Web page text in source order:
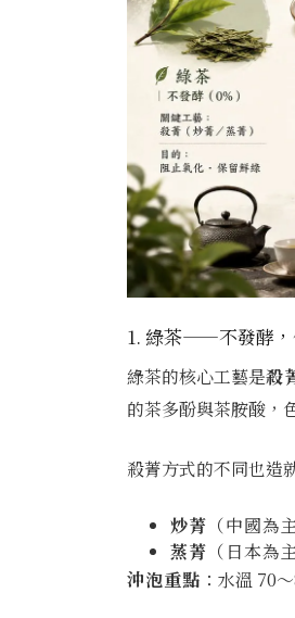
1. 綠茶——不發酵，
綠茶的核心工藝是殺
的茶多酚與茶胺酸，
殺菁方式的不同也造
炒菁 （中國為
蒸菁 （日本
沖泡重點 ：水溫 70